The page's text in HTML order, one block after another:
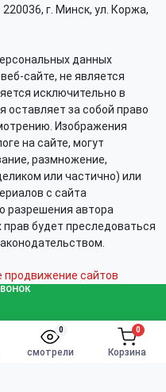
смотрели
0
Корзина
0
г. Минск, ул. Коржа,
данных
сайте, не является
исключительно в
за собой право
Изображения
на сайте, могут
размножение,
или частично) или
с сайта
разрешения автора
будет преследоваться
продвижение сайтов